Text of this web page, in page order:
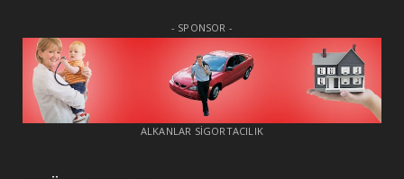
- SPONSOR -
ALKANLAR SİGORTACILIK